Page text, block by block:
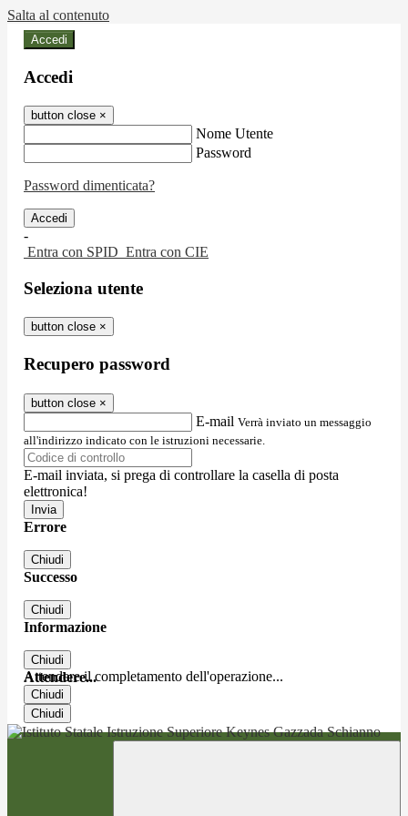
Salta al contenuto
Accedi
Accedi
button close ×
Nome Utente
Password
Password dimenticata?
-
Entra con SPID Entra con CIE
Seleziona utente
button close ×
Recupero password
button close ×
E-mail Verrà inviato un messaggio
all'indirizzo indicato con le istruzioni necessarie.
E-mail inviata, si prega di controllare la casella di posta
elettronica!
Errore
Chiudi
Successo
Chiudi
Informazione
Chiudi
Attendere...
Attendere il completamento dell'operazione...
Chiudi
Chiudi